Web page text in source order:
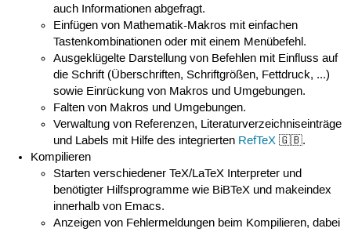
auch Informationen abgefragt.
Einfügen von Mathematik-Makros mit einfachen
Tastenkombinationen oder mit einem Menübefehl.
Ausgeklügelte Darstellung von Befehlen mit Einfluss auf
die Schrift (Überschriften, Schriftgrößen, Fettdruck, ...)
sowie Einrückung von Makros und Umgebungen.
Falten von Makros und Umgebungen.
Verwaltung von Referenzen, Literaturverzeichniseinträge
und Labels mit Hilfe des integrierten RefTeX 🇬🇧.
Kompilieren
Starten verschiedener TeX/LaTeX Interpreter und
benötigter Hilfsprogramme wie BiBTeX und makeindex
innerhalb von Emacs.
Anzeigen von Fehlermeldungen beim Kompilieren, dabei